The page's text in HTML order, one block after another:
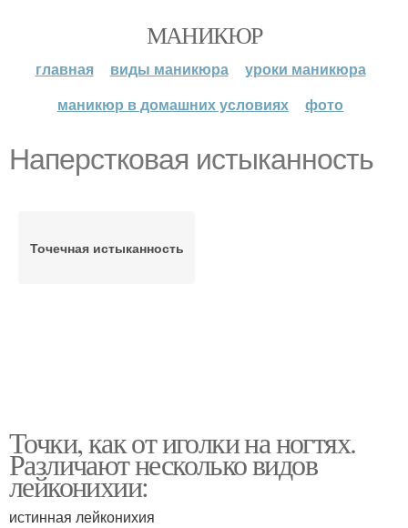
МАНИКЮР
главная виды маникюра
уроки маникюра
маникюр в домашних условиях
фото
Наперстковая истыканность
Точечная истыканность
Точки, как от иголки на ногтях.
Различают несколько видов
лейконихии:
истинная лейконихия